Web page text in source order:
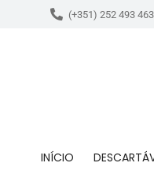
(+351) 252 493
INÍCIO